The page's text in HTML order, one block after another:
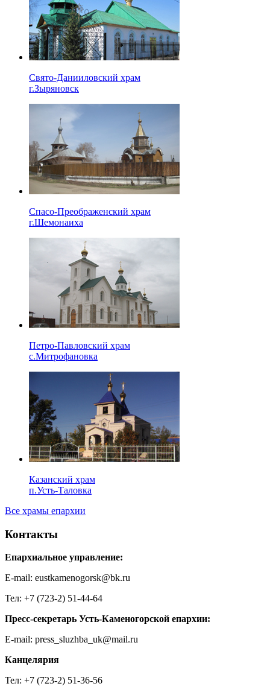
Свято-Данииловский храм
г.Зыряновск
Спасо-Преображенский храм
г.Шемонаиха
Петро-Павловский храм
с.Митрофановка
Казанский храм
п.Усть-Таловка
Все храмы епархии
Контакты
Епархиальное управление:
E-mail: eustkamenogorsk@bk.ru
Тел: +7 (723-2) 51-44-64
Пресс-секретарь Усть-Каменогорской епархии:
E-mail: press_sluzhba_uk@mail.ru
Канцелярия
Тел: +7 (723-2) 51-36-56